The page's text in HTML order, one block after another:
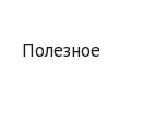
Полезное